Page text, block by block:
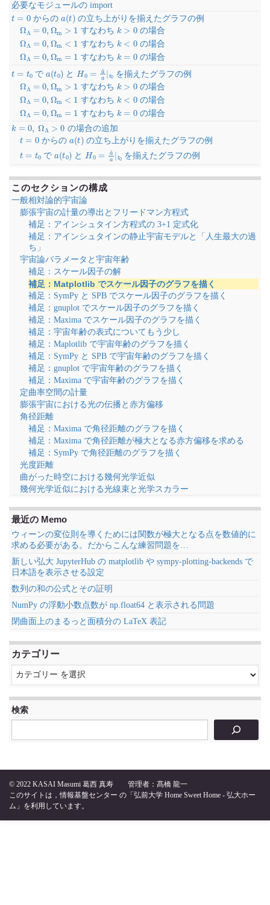
必要なモジュールの import
t からの (t) の立ち上がりを揃えたグラフの例
Ω 0,Ωm 1 すなわち k > の場合
Ω ,Ωm すなわち k の場合
Ω ,Ωm すなわち k の場合
t で (t0 ) と H0 a t を揃えたグラフの例
Ω 0,Ωm > 1 すなわち k > の場合
Ω 0,Ωm すなわち k 0 の場合
Ω ,Ωm すなわち k の場合
k Ω Λ の場合の追加
t からの (t) の立ち上がりを揃えたグラフの例
t で (t0 ) とH0 a t を揃えたグラフの例
このセクションの構成
一般相対論的宇宙論
膨張宇宙の計量の導出とフリードマン方程式
補足：アインシュタイン方程式の 3+1 定式化
補足：アインシュタインの静止宇宙モデルと「人生最大の過
ち」
宇宙論パラメータと宇宙年齢
補足：スケール因子の解
補足：Matplotlib でスケール因子のグラフを描く
補足：SymPy と SPB でスケール因子のグラフを描く
補足：gnuplot でスケール因子のグラフを描く
補足：Maxima でスケール因子のグラフを描く
補足：宇宙年齢の表式についてもう少し
補足：Maplotlib で宇宙年齢のグラフを描く
補足：SymPy と SPB で宇宙年齢のグラフを描く
補足：gnuplot で宇宙年齢のグラフを描く
補足：Maxima で宇宙年齢のグラフを描く
定曲率空間の計量
膨張宇宙における光の伝播と赤方偏移
角径距離
補足：Maxima で角径距離のグラフを描く
補足：Maxima で角径距離が極大となる赤方偏移を求める
補足：SymPy で角径距離のグラフを描く
光度距離
曲がった時空における幾何光学近似
幾何光学近似における光線束と光学スカラー
最近の Memo
ウィーンの変位則を導くためには関数が極大となる点を数値的に
求める必要がある。だからこんな練習問題を…
新しい弘大 JupyterHub の matplotlib や sympy-plotting-backends で
日本語を表示させる設定
数列の和の公式とその証明
NumPy の浮動小数点数が np.float64 と表示される問題
閉曲面上のまるっと面積分の LaTeX 表記
カテゴリー
検索
© 2022 KASAI Masumi 葛西 真寿 管理者：髙橋 龍一
このサイトは，情報基盤センター の 「弘前大学 Home Sweet Home - 弘大ホー
ム」 を利用しています。